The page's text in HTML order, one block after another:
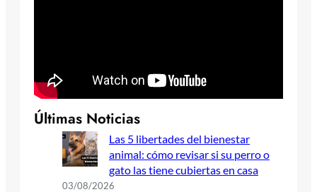
Últimas Noticias
Las 5 libertades del bienestar
animal: cómo revisar si su perro o
gato las tiene cubiertas en casa
03/08/2026